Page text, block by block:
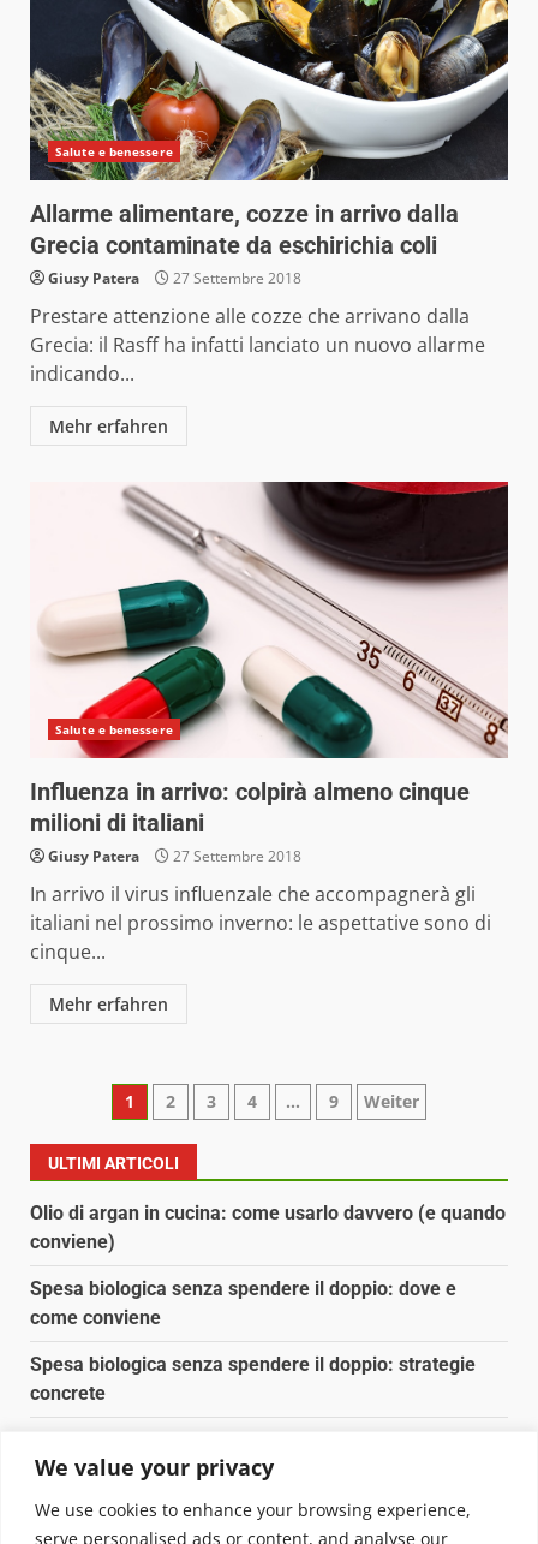
We value your privacy
We use cookies to enhance your browsing experience,
serve personalised ads or content, and analyse our
Salute e benessere
Allarme alimentare, cozze in arrivo dalla
Grecia contaminate da eschirichia coli
Giusy Patera 27 Settembre 2018
Prestare attenzione alle cozze che arrivano dalla
Grecia: il Rasff ha infatti lanciato un nuovo allarme
indicando...
Mehr erfahren
Salute e benessere
Influenza in arrivo: colpirà almeno cinque
milioni di italiani
Giusy Patera 27 Settembre 2018
In arrivo il virus influenzale che accompagnerà gli
italiani nel prossimo inverno: le aspettative sono di
cinque...
Mehr erfahren
Paginazione
degli
articoli
1 2 3 4 … 9 Weiter
ULTIMI ARTICOLI
Olio di argan in cucina: come usarlo davvero (e quando
conviene)
Spesa biologica senza spendere il doppio: dove e
come conviene
Spesa biologica senza spendere il doppio: strategie
concrete
Pulizia naturale della casa: 3 ingredienti che
sostituiscono 10 prodotti chimici